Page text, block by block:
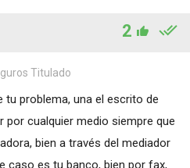
2
Titulado
problema, una el escrito de
por cualquier medio siempre que
bien a través del mediador
caso es tu banco, bien por fax,